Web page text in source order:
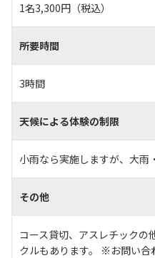
1名3,300円（税込）
所要時間
3時間
天候による体験の制限
小雨なら実施しますが、大雨
その他
コース貸切、アスレチックの
クルもあります。 ※お問い合